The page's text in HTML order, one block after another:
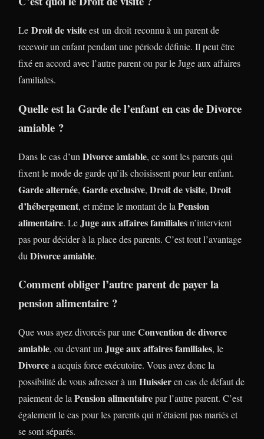
Le Droit de visiteest un droit reconnu à un parent de
recevoir un enfant pendant une période définie. Il peut être
fixé en accord avec l’autre parent ou par le Juge aux affaires
familiales.
Quelle est la Garde de l’enfant en cas de Divorce
amiable ?
Dans le cas d’un Divorce amiable, ce sont les parents qui
fixent le mode de garde qu’ils choisissent pour leur enfant.
Garde alternée, Garde exclusive, Droit de visite, Droit
d’hébergement, et même le montant de la Pension
alimentaire. LeJuge aux affaires familialesn’intervient
pas pour décider à la place des parents. C’est tout l’avantage
du Divorce amiable.
Comment obliger l’autre parent de payer la
pension alimentaire ?
Que vous ayez divorcés par uneConvention de divorce
amiable, ou devant un Juge aux affaires familiales, le
Divorcea acquis force exécutoire. Vous avez donc la
possibilité de vous adresser à un Huissieren cas de défaut de
paiement de la Pension alimentairepar l’autre parent. C’est
également le cas pour les parents qui n’étaient pas mariés et
se sont séparés.